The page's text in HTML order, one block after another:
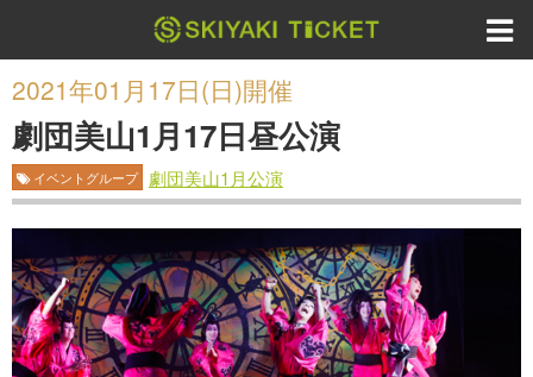
2021年01月17日(日)開催
劇団美山1月17日昼公演
イベントグループ 劇団美山1月公演